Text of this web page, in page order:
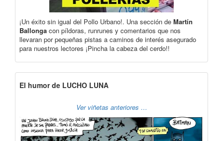
¡Un éxito sin igual del Pollo Urbano!. Una sección de Martín
Ballonga con píldoras, runrunes y comentarios que nos
llevaran por pequeñas pistas a caminos de interés asegurado
para nuestros lectores ¡Pincha la cabeza del cerdo!!
El humor de LUCHO LUNA
Ver viñetas anteriores …